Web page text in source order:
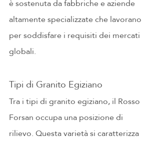
altamente specializzate che lavorano
per soddisfare i requisiti dei mercati
globali.
Tipi di Granito Egiziano
Tra i tipi di granito egiziano, il Rosso
Forsan occupa una posizione di
rilievo. Questa varietà si caratterizza